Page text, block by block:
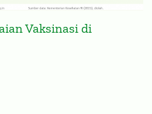
Vaksinasi di